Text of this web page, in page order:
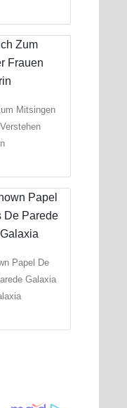
Mitsingen
Papel De
Galaxia